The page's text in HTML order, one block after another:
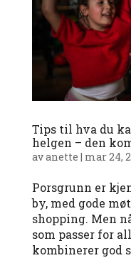
Tips til hva du
helgen – den
avanette | mar 24,
Porsgrunn er
by, med gode
shopping. Men
som passer for
kombinerer god